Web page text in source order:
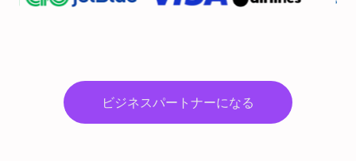
ビジネスパートナーになる